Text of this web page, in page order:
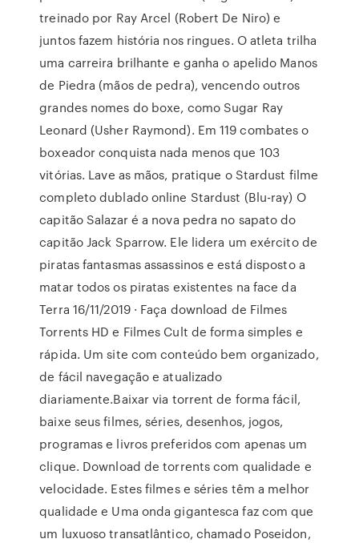
treinado por Ray Arcel (Robert De Niro) e
juntos fazem história nos ringues. O atleta trilha
uma carreira brilhante e ganha o apelido Manos
de Piedra (mãos de pedra), vencendo outros
grandes nomes do boxe, como Sugar Ray
Leonard (Usher Raymond). Em 119 combates o
boxeador conquista nada menos que 103
vitórias. Lave as mãos, pratique o Stardust filme
completo dublado online Stardust (Blu-ray) O
capitão Salazar é a nova pedra no sapato do
capitão Jack Sparrow. Ele lidera um exército de
piratas fantasmas assassinos e está disposto a
matar todos os piratas existentes na face da
Terra 16/11/2019 · Faça download de Filmes
Torrents HD e Filmes Cult de forma simples e
rápida. Um site com conteúdo bem organizado,
de fácil navegação e atualizado
diariamente.Baixar via torrent de forma fácil,
baixe seus filmes, séries, desenhos, jogos,
programas e livros preferidos com apenas um
clique. Download de torrents com qualidade e
velocidade. Estes filmes e séries têm a melhor
qualidade e Uma onda gigantesca faz com que
um luxuoso transatlântico, chamado Poseidon,